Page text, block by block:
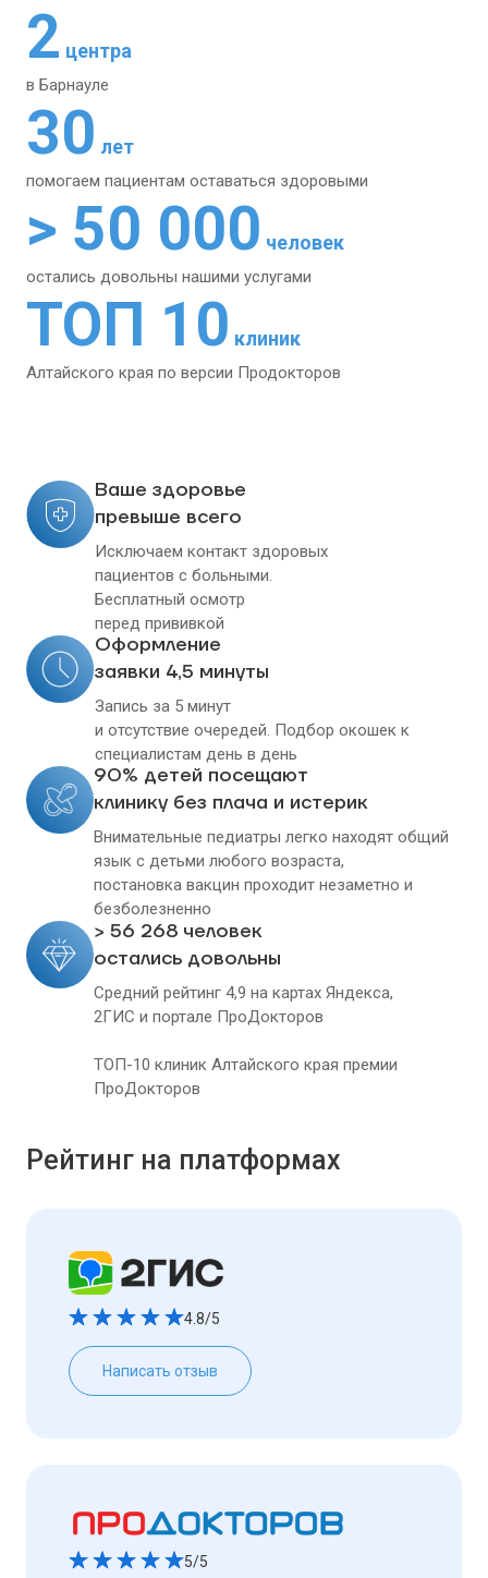
2 центра
в Барнауле
30 лет
помогаем пациентам оставаться здоровыми
> 50 000 человек
остались довольны нашими услугами
ТОП 10 клиник
Алтайского края по версии Продокторов
Ваше здоровье
превыше всего
Исключаем контакт здоровых
пациентов с больными.
Бесплатный осмотр
перед прививкой
Оформление
заявки 4,5 минуты
Запись за 5 минут
и отсутствие очередей. Подбор окошек к
специалистам день в день
90% детей посещают
клинику без плача и истерик
Внимательные педиатры легко находят общий
язык с детьми любого возраста,
постановка вакцин проходит незаметно и
безболезненно
> 56 268 человек
остались довольны
Средний рейтинг 4,9 на картах Яндекса,
2ГИС и портале ПроДокторов
ТОП-10 клиник Алтайского края премии
ПроДокторов
Рейтинг на платформах
4.8/5
Написать отзыв
5/5